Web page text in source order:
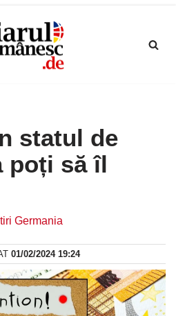
statul de
poți să îl
Germania
01/02/2024 19:24